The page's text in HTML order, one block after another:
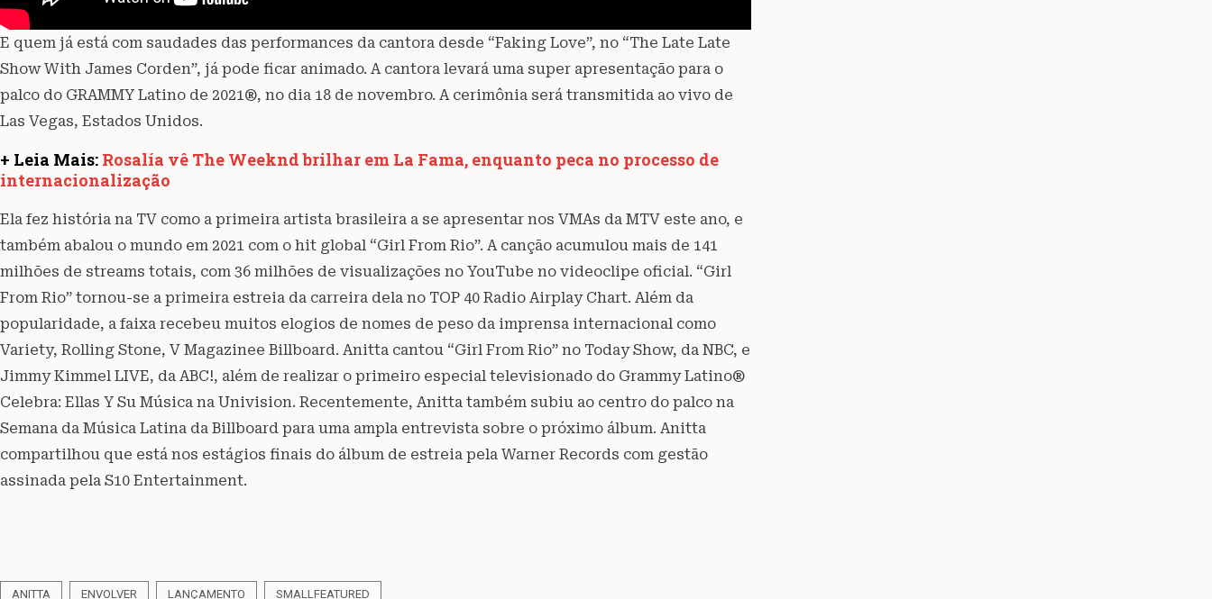
E quem já está com saudades das performances da cantora desde “Faking Love”, no “The Late Late
Show With James Corden”, já pode ficar animado. A cantora levará uma super apresentação para o
palco do GRAMMY Latino de 2021®, no dia 18 de novembro. A cerimônia será transmitida ao vivo de
Las Vegas, Estados Unidos.
+ Leia Mais: Rosalía vê The Weeknd brilhar em La Fama, enquanto peca no processo de
internacionalização
Ela fez história na TV como a primeira artista brasileira a se apresentar nos VMAs da MTV este ano, e
também abalou o mundo em 2021 com o hit global “Girl From Rio”. A canção acumulou mais de 141
milhões de streams totais, com 36 milhões de visualizações no YouTube no videoclipe oficial. “Girl
From Rio” tornou-se a primeira estreia da carreira dela no TOP 40 Radio Airplay Chart. Além da
popularidade, a faixa recebeu muitos elogios de nomes de peso da imprensa internacional como
Variety, Rolling Stone, V Magazinee Billboard. Anitta cantou “Girl From Rio” no Today Show, da NBC, e
Jimmy Kimmel LIVE, da ABC!, além de realizar o primeiro especial televisionado do Grammy Latino®
Celebra: Ellas Y Su Música na Univision. Recentemente, Anitta também subiu ao centro do palco na
Semana da Música Latina da Billboard para uma ampla entrevista sobre o próximo álbum. Anitta
compartilhou que está nos estágios finais do álbum de estreia pela Warner Records com gestão
assinada pela S10 Entertainment.
ANITTA ENVOLVER LANÇAMENTO SMALLFEATURED